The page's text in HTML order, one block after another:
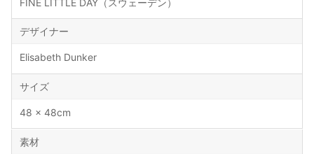
FINE LITTLE DAY（スウェーデン）
デザイナー
Elisabeth Dunker
サイズ
48 × 48cm
素材